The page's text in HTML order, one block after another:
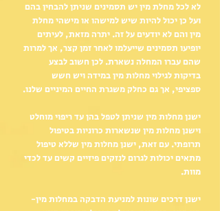
לא לכל מחלת מין יש תסמינים שניתן להבחין בהם
ועל כן יכול להיות שיש למישהו או מישהי מחלת
מין והם לא יודעים על זה. יתרה מזאת, לעיתים
יופיעו תסמינים שייעלמו לאחר זמן קצר, אך למרות
שהם עברו המחלה נשארת. לכן חשוב לבצע
בדיקות לגילוי מחלות מין במידה ויש חשש
ספציפי, אך גם כחלק משגרת החיים המיניים שלנו.
ישנן מחלות מין שניתן לטפל בהן עד ריפוי מוחלט
וישנן מחלות מין שנשארות כרוניות בטיפול
תרופתי. עם זאת, ישנן מחלות מין שללא טיפול
מתאים יכולות לגרום לנזקים פיזיים קשים עד לכדי
מוות.
ישנן דרכים שונות למניעת הדבקה במחלות מין-